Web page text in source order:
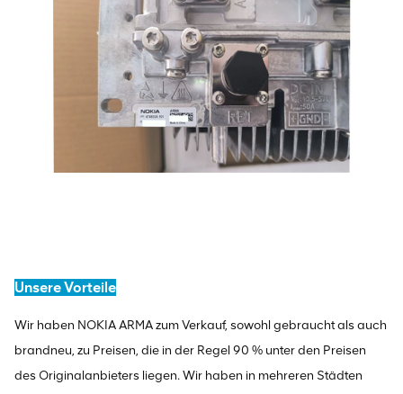
Unsere Vorteile
Wir haben NOKIA ARMA zum Verkauf, sowohl gebraucht als auch
brandneu, zu Preisen, die in der Regel 90 % unter den Preisen
des Originalanbieters liegen. Wir haben in mehreren Städten